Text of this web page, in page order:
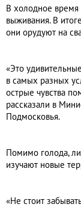
В холодное время
выживания. В
они орудуют на
«Это
в самых разных
острые чувства
рассказали в
Подмосковья.
Помимо голода,
изучают новые
«Не стоит